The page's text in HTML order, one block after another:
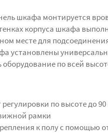
шкафа монтируется
корпуса шкафа
месте для
установлены
оборудование по всей
по высоте до
рамки
к полу с помощью